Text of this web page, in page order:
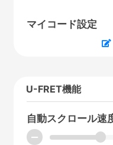
マイコード設定
U-FRET機能
自動スクロール速
ー